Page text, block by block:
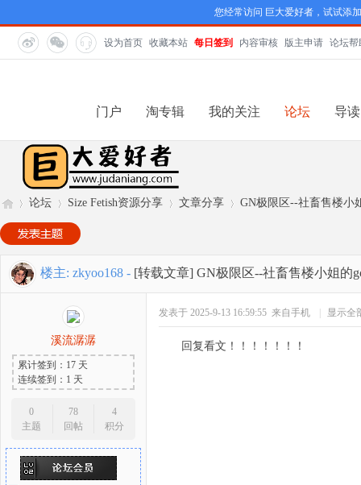
您经常访问 巨大爱好者，试试添
设为首页 收藏本站 每日签到 内容审核 版主申请 论坛帮
门户 淘专辑 我的关注 论坛 导读
巨 »
论坛
›
Size Fetish资源分享
›
文章分享
›
GN极限区--社畜售楼小
楼主: zkyoo168 - [转载文章] GN极限区--社畜售楼小姐的
溪流潺潺
累计签到：17 天
连续签到：1 天
0
主题
78
回帖
4
积分
发表于 2025-9-13 16:59:55 来自手机 显示全
回复看文！！！！！！！